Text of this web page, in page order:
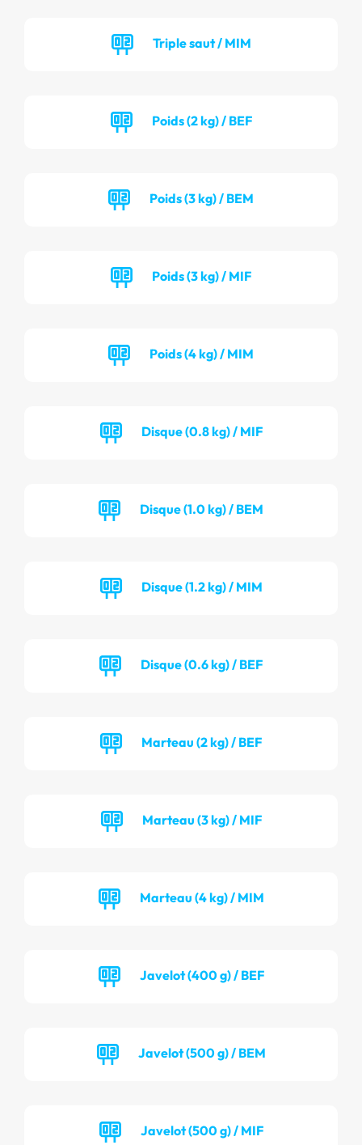
Triple saut / MIM
Poids (2 kg) / BEF
Poids (3 kg) / BEM
Poids (3 kg) / MIF
Poids (4 kg) / MIM
Disque (0.8 kg) / MIF
Disque (1.0 kg) / BEM
Disque (1.2 kg) / MIM
Disque (0.6 kg) / BEF
Marteau (2 kg) / BEF
Marteau (3 kg) / MIF
Marteau (4 kg) / MIM
Javelot (400 g) / BEF
Javelot (500 g) / BEM
Javelot (500 g) / MIF